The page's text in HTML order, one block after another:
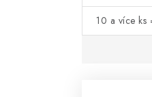
10 a více ks